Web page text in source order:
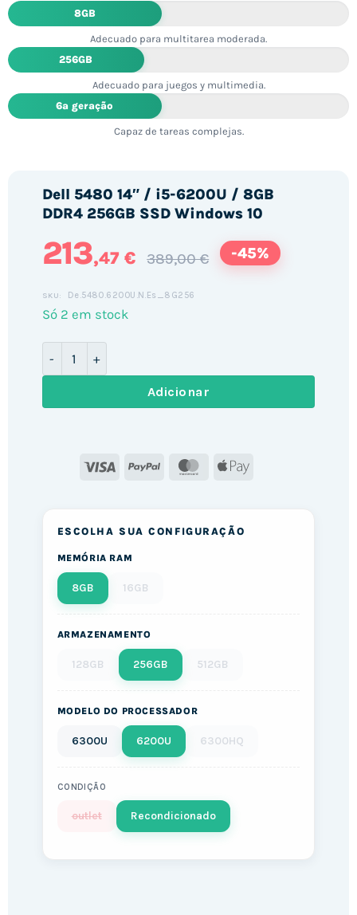
8GB
Adecuado para multitarea moderada.
256GB
Adecuado para juegos y multimedia.
6ª geração
Capaz de tareas complejas.
Dell 5480 14″ / i5-6200U / 8GB
DDR4 256GB SSD Windows 10
213,47 € 389,00 € -45%
SKU: De.5480.6200U.N.Es_8G256
Só 2 em stock
Adicionar
Visa PayPal MasterCard
Apple
ESCOLHA SUA CONFIGURAÇÃO
MEMÓRIA RAM
8GB 16GB
ARMAZENAMENTO
128GB 256GB 512GB
MODELO DO PROCESSADOR
6300U 6200U 6300HQ
CONDIÇÃO
outlet Recondicionado